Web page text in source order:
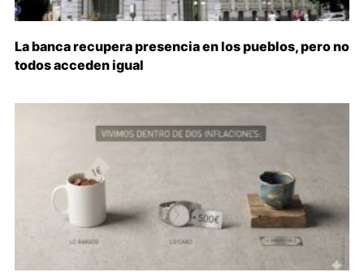
La banca recupera presencia en los pueblos, pero no
todos acceden igual